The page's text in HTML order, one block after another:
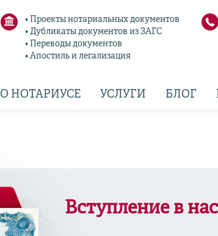
• Проекты нотариальных документов
• Дубликаты документов из ЗАГС
• Переводы документов
• Апостиль и легализация
О НОТАРИУСЕ УСЛУГИ БЛОГ
Вступление в